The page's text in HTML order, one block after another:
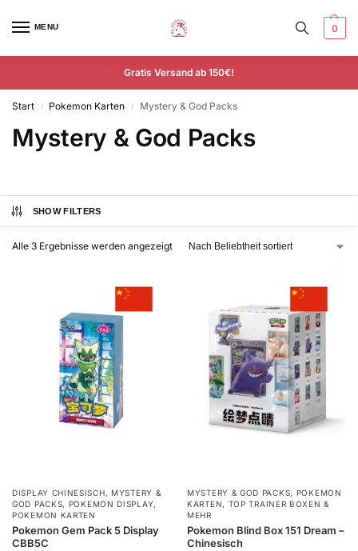
MENU 0
Gratis Versand ab 150€!
Start / Pokemon Karten / Mystery & God Packs
Mystery & God Packs
SHOW FILTERS
Alle 3 Ergebnisse werden angezeigt
DISPLAY CHINESISCH, MYSTERY &
GOD PACKS, POKEMON DISPLAY,
POKEMON KARTEN
Pokemon Gem Pack 5 Display
CBB5C
MYSTERY & GOD PACKS, POKEMON
KARTEN, TOP TRAINER BOXEN &
MEHR
Pokemon Blind Box 151 Dream –
Chinesisch